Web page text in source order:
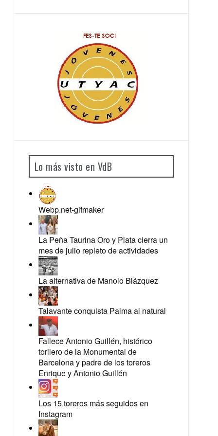
Lo más visto en VdB
Webp.net-gifmaker
La Peña Taurina Oro y Plata cierra un
mes de julio repleto de actividades
La alternativa de Manolo Blázquez
Talavante conquista Palma al natural
Fallece Antonio Guillén, histórico
torilero de la Monumental de
Barcelona y padre de los toreros
Enrique y Antonio Guillén
Los 15 toreros más seguidos en
Instagram